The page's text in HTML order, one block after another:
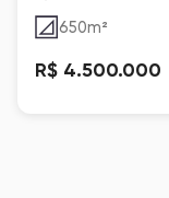
650m²
R$ 4.500.000